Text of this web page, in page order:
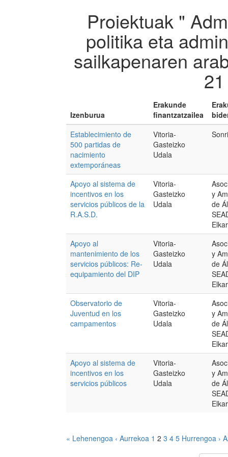
Proiektuak "
politika eta
sailkapenaren
Izenburua
Erakunde
finantzatzailea
Establecimiento de
500 partidas de
nacimiento
extemporáneas
Vitoria-
Gasteizko
Udala
Apoyo al sistema de
incentivos en los
servicios públicos de la
R.A.S.D.
Vitoria-
Gasteizko
Udala
y
de
Apoyo al
mantenimiento de los
servicios públicos: Re-
equipamiento del DIP
Vitoria-
Gasteizko
Udala
y
de
Observatorio de
Juventud en los
campamentos
Vitoria-
Gasteizko
Udala
y
de
Apoyo al sistema de
incentivos en los
servicios públicos
Vitoria-
Gasteizko
Udala
y
de
« Lehenengoa ‹ Aurrekoa 1 2 3 4 5 Hurrengoa ›